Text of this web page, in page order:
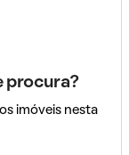
procura?
imóveis nesta